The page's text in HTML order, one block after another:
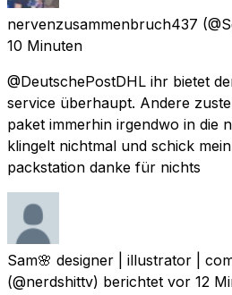
nervenzusammenbruch437
10 Minuten
@DeutschePostDHL ihr bietet
service überhaupt. Andere
paket immerhin irgendwo in die
klingelt nichtmal und schick
packstation danke für nichts
Sam🌸 designer | illustrator |
(@nerdshittv) berichtet vor 12